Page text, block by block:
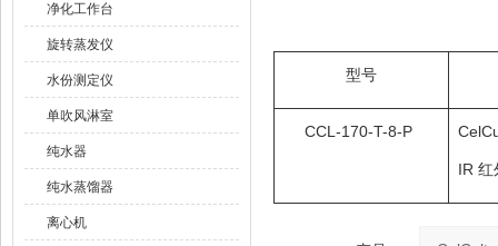
净化工作台
旋转蒸发仪
水份测定仪
单吹风淋室
纯水器
纯水蒸馏器
离心机
型号
CCL-170-T-8-P
IR 红